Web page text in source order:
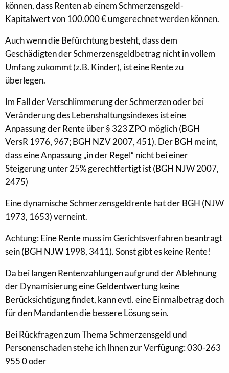
können, dass Renten ab einem Schmerzensgeld-
Kapitalwert von 100.000 € umgerechnet werden können.
Auch wenn die Befürchtung besteht, dass dem
Geschädigten der Schmerzensgeldbetrag nicht in vollem
Umfang zukommt (z.B. Kinder), ist eine Rente zu
überlegen.
Im Fall der Verschlimmerung der Schmerzen oder bei
Veränderung des Lebenshaltungsindexes ist eine
Anpassung der Rente über § 323 ZPO möglich (BGH
VersR 1976, 967; BGH NZV 2007, 451). Der BGH meint,
dass eine Anpassung „in der Regel“ nicht bei einer
Steigerung unter 25% gerechtfertigt ist (BGH NJW 2007,
2475)
Eine dynamische Schmerzensgeldrente hat der BGH (NJW
1973, 1653) verneint.
Achtung: Eine Rente muss im Gerichtsverfahren beantragt
sein (BGH NJW 1998, 3411). Sonst gibt es keine Rente!
Da bei langen Rentenzahlungen aufgrund der Ablehnung
der Dynamisierung eine Geldentwertung keine
Berücksichtigung findet, kann evtl. eine Einmalbetrag doch
für den Mandanten die bessere Lösung sein.
Bei Rückfragen zum Thema Schmerzensgeld und
Personenschaden stehe ich Ihnen zur Verfügung: 030-263
955 0 oder